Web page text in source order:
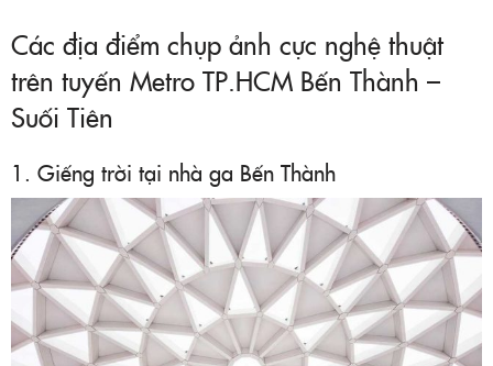
Các địa điểm chụp ảnh cực nghệ thuật
trên tuyến Metro TP.HCM Bến Thành –
Suối Tiên
1. Giếng trời tại nhà ga Bến Thành